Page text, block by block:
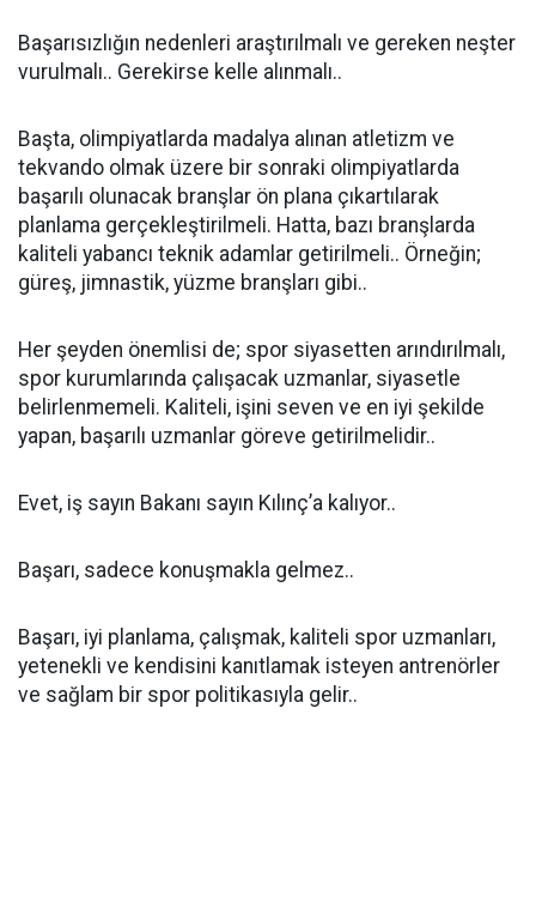
Başarısızlığın nedenleri araştırılmalı ve gereken neşter
vurulmalı.. Gerekirse kelle alınmalı..
Başta, olimpiyatlarda madalya alınan atletizm ve
tekvando olmak üzere bir sonraki olimpiyatlarda
başarılı olunacak branşlar ön plana çıkartılarak
planlama gerçekleştirilmeli. Hatta, bazı branşlarda
kaliteli yabancı teknik adamlar getirilmeli.. Örneğin;
güreş, jimnastik, yüzme branşları gibi..
Her şeyden önemlisi de; spor siyasetten arındırılmalı,
spor kurumlarında çalışacak uzmanlar, siyasetle
belirlenmemeli. Kaliteli, işini seven ve en iyi şekilde
yapan, başarılı uzmanlar göreve getirilmelidir..
Evet, iş sayın Bakanı sayın Kılınç’a kalıyor..
Başarı, sadece konuşmakla gelmez..
Başarı, iyi planlama, çalışmak, kaliteli spor uzmanları,
yetenekli ve kendisini kanıtlamak isteyen antrenörler
ve sağlam bir spor politikasıyla gelir..